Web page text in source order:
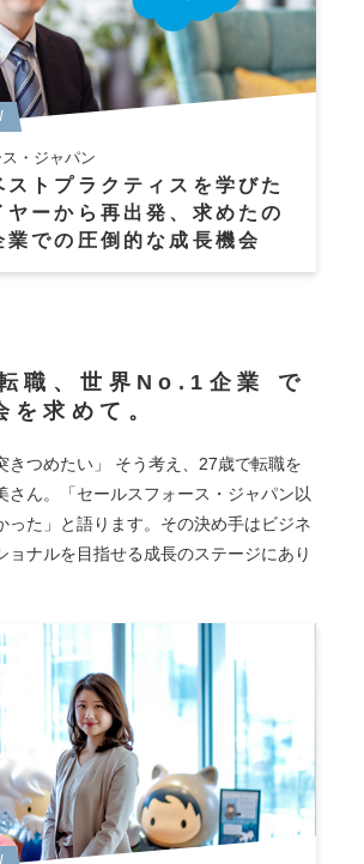
・ジャパン
ストプラクティスを学びた
ヤーから再出発、求めたの
業での圧倒的な成長機会
職、世界No.1企業 で
を求めて。
きつめたい」 そう考え、27歳で転職を
さん。「セールスフォース・ジャパン以
った」と語ります。その決め手はビジネ
ョナルを目指せる成長のステージにあり